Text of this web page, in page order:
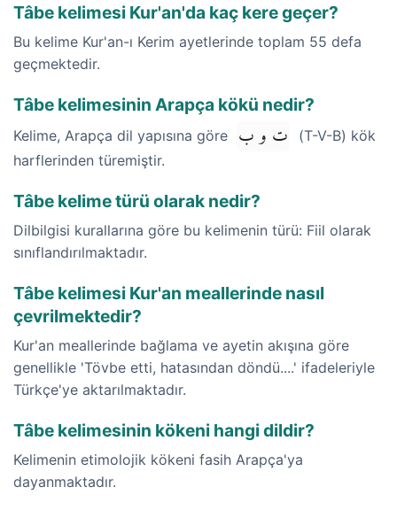
Tâbe kelimesi Kur'an'da kaç kere geçer?
Bu kelime Kur'an-ı Kerim ayetlerinde toplam 55 defa
geçmektedir.
Tâbe kelimesinin Arapça kökü nedir?
Kelime, Arapça dil yapısına göre ت و ب
(T-V-B) kök
harflerinden türemiştir.
Tâbe kelime türü olarak nedir?
Dilbilgisi kurallarına göre bu kelimenin türü: Fiil olarak
sınıflandırılmaktadır.
Tâbe kelimesi Kur'an meallerinde nasıl
çevrilmektedir?
Kur'an meallerinde bağlama ve ayetin akışına göre
genellikle 'Tövbe etti, hatasından döndü....' ifadeleriyle
Türkçe'ye aktarılmaktadır.
Tâbe kelimesinin kökeni hangi dildir?
Kelimenin etimolojik kökeni fasih Arapça'ya
dayanmaktadır.